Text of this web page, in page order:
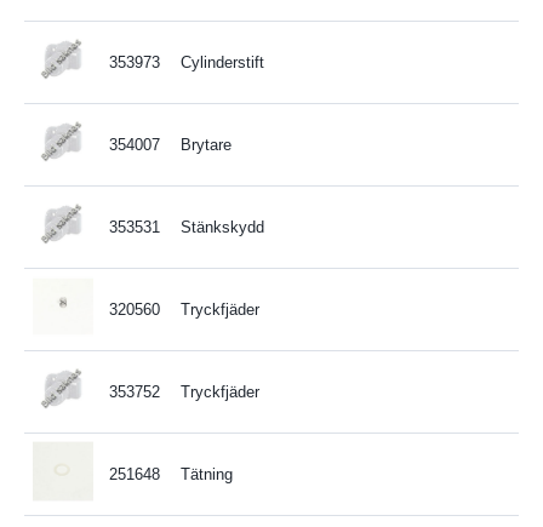
353973 Cylinderstift
354007 Brytare
353531 Stänkskydd
320560 Tryckfjäder
353752 Tryckfjäder
251648 Tätning